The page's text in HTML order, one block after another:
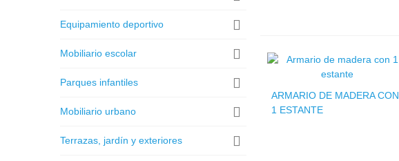
Equipamiento deportivo
Mobiliario escolar
Parques infantiles
Mobiliario urbano
Terrazas, jardín y exteriores
ARMARIO DE MADERA CON
1 ESTANTE